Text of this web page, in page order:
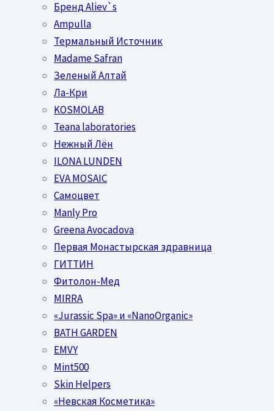
Бренд Aliev`s
Ampulla
Термальный Источник
Madame Safran
Зеленый Алтай
Ла-Кри
KOSMOLAB
Teana laboratories
Нежный Лён
ILONA LUNDEN
EVA MOSAIC
Самоцвет
Manly Pro
Greena Avocadova
Первая Монастырская здравница
ГИТТИН
Фитолон-Мед
MIRRA
«Jurassic Spa» и «NanoOrganic»
BATH GARDEN
EMVY
Mint500
Skin Helpers
«Невская Косметика»